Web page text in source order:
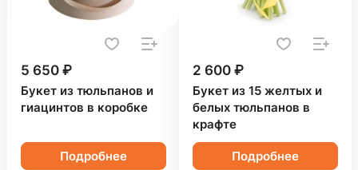
5 650 ₽
Букет из тюльпанов и
гиацинтов в коробке
Подробнее
2 600 ₽
Букет из 15 желтых и
белых тюльпанов в
крафте
Подробнее